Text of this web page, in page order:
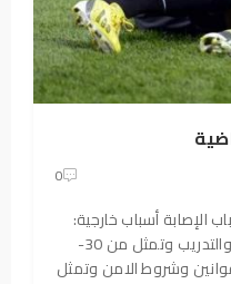
0
الإصابة أسباب خارجية:
أولا: سوء التنظيم وطريقة اللعب والتدريب وتمثل من 30-
وشروط الامن وتمثل